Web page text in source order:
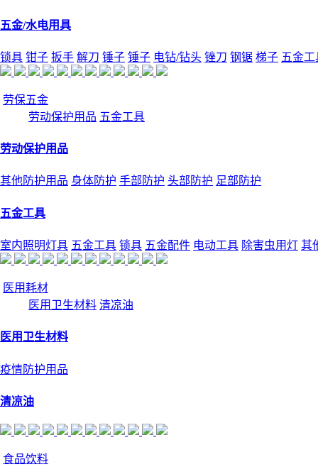
五金/水电用具
锁具 钳子 扳手 解刀 锤子 锤子 电钻/钻头 锉刀 钢锯 梯子 五金
劳保五金
劳动保护用品 五金工具
劳动保护用品
其他防护用品 身体防护 手部防护 头部防护 足部防护
五金工具
室内照明灯具 五金工具 锁具 五金配件 电动工具 除害虫用灯 其
医用耗材
医用卫生材料 清凉油
医用卫生材料
疫情防护用品
清凉油
食品饮料